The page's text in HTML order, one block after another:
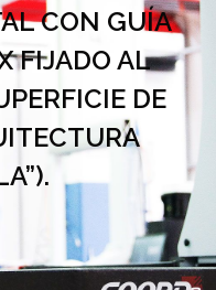
CON GUÍA
FIJADO AL
DE